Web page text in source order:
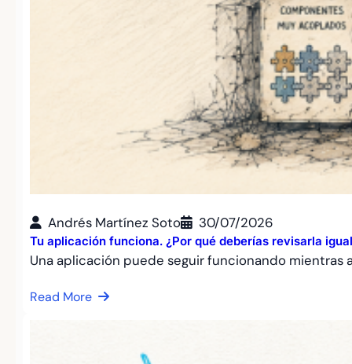
Andrés Martínez Soto 30/07/2026
Tu aplicación funciona. ¿Por qué deberías revisarla
Una aplicación puede seguir funcionando
Read More